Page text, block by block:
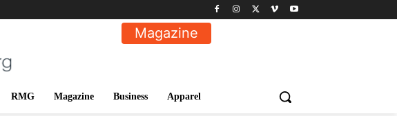
Magazine
RMG Magazine Business Apparel